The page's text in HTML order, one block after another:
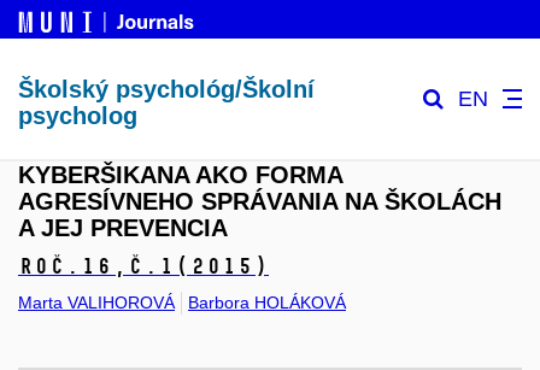
Školský psychológ/Školní
psycholog
EN
KYBERŠIKANA AKO FORMA
AGRESÍVNEHO SPRÁVANIA NA ŠKOLÁCH
A JEJ PREVENCIA
Roč.16, č.1 (2015)
Marta VALIHOROVÁ Barbora HOLÁKOVÁ